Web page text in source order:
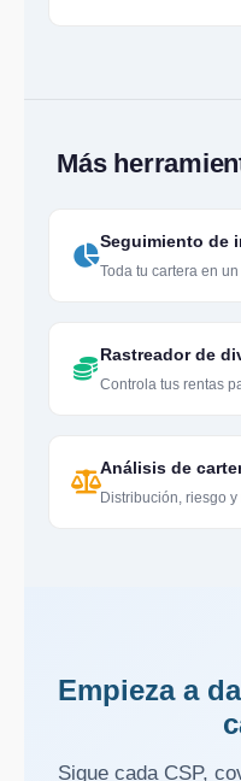
Más
Seguimiento de
Toda tu cartera en
Rastreador de
Controla tus rentas
Análisis de
Distribución, riesgo
Empieza a
Sigue cada CSP,